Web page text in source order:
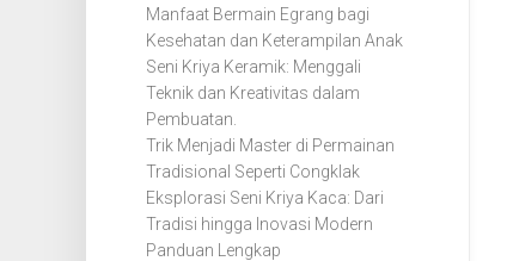
Manfaat Bermain Egrang bagi
Kesehatan dan Keterampilan Anak
Seni Kriya Keramik: Menggali
Teknik dan Kreativitas dalam
Pembuatan.
Trik Menjadi Master di Permainan
Tradisional Seperti Congklak
Eksplorasi Seni Kriya Kaca: Dari
Tradisi hingga Inovasi Modern
Panduan Lengkap